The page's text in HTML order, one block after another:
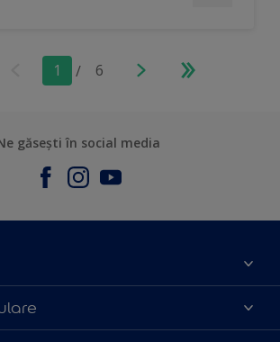
1 / 6
găsești în social media